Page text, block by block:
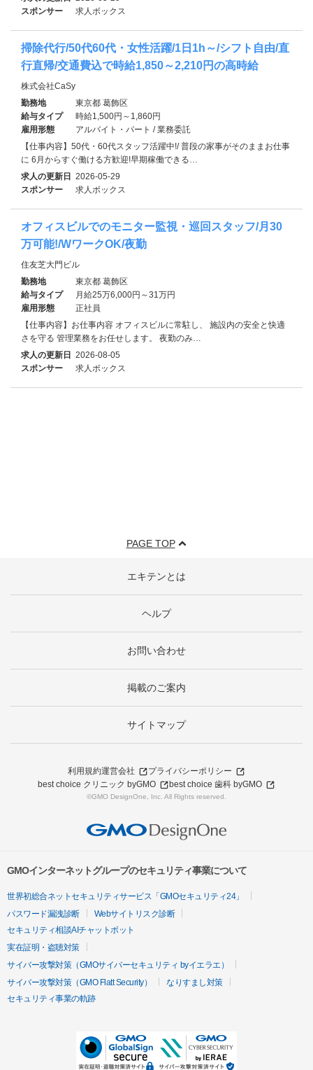
スポンサー
求人ボックス
掃除代行/50代60代・女性活躍/1日1h～/シフト自由/直
行直帰/交通費込で時給1,850～2,210円の高時給
株式会社CaSy
勤務地
東京都 葛飾区
給与タイプ
時給1,500円～1,860円
雇用形態
アルバイト・パート / 業務委託
【仕事内容】50代・60代スタッフ活躍中!/ 普段の家事がそのままお仕事
に 6月からすぐ働ける方歓迎!早期稼働できる…
求人の更新日 2026-05-29
スポンサー
求人ボックス
オフィスビルでのモニター監視・巡回スタッフ/月30
万可能!/WワークOK/夜勤
住友芝大門ビル
勤務地
東京都 葛飾区
給与タイプ
月給25万6,000円～31万円
雇用形態
正社員
【仕事内容】お仕事内容 オフィスビルに常駐し、 施設内の安全と快適
さを守る 管理業務をお任せします。 夜勤のみ…
求人の更新日 2026-08-05
スポンサー
求人ボックス
PAGE TOP
エキテンとは
ヘルプ
お問い合わせ
掲載のご案内
サイトマップ
利用規約運営会社
プライバシーポリシー
best choice クリニック byGMO
best choice 歯科 byGMO
©GMO DesignOne, Inc. All Rights reserved.
GMOインターネットグループのセキュリティ事業について
世界初総合ネットセキュリティサービス「GMOセキュリティ24」
パスワード漏洩診断
Webサイトリスク診断
セキュリティ相談AIチャットボット
実在証明・盗聴対策
サイバー攻撃対策（GMOサイバーセキュリティ byイエラエ）
サイバー攻撃対策（GMO Flatt Security）
なりすまし対策
セキュリティ事業の軌跡